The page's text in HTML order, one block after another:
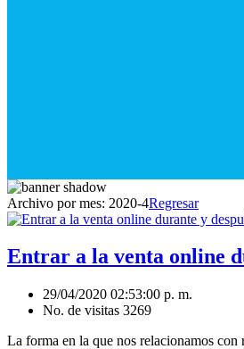
Archivo por mes: 2020-4Regresar
Entrar a la venta online
29/04/2020 02:53:00 p. m.
No. de visitas 3269
La forma en la que nos relacionamos con